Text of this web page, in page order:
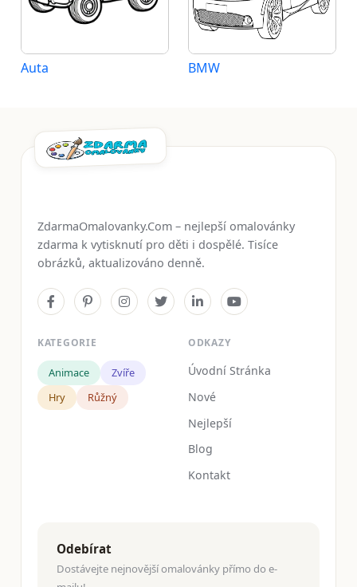
Auta BMW
ZdarmaOmalovanky.Com – nejlepší omalovánky
zdarma k vytisknutí pro děti i dospělé. Tisíce
obrázků, aktualizováno denně.
KATEGORIE
Animace
Zvíře
Hry
Růžný
ODKAZY
Úvodní Stránka
Nové
Nejlepší
Blog
Kontakt
Odebírat
Dostávejte nejnovější omalovánky přímo do e-